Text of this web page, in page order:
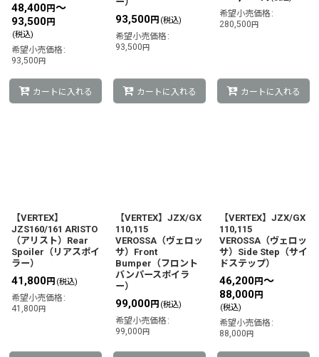
48,400円～
93,500円
(税込)
希望小売価格 :
93,500円
カートに入れる
93,500円 (税込)
希望小売価格 :
93,500円
カートに入れる
希望小売価格 :
280,500円
カートに入れる
【VERTEX】
JZS160/161 ARISTO
（アリスト）Rear
Spoiler（リアスポイ
ラー）
41,800円 (税込)
希望小売価格 :
41,800円
【VERTEX】JZX/GX
110,115
VEROSSA（ヴェロッ
サ）Front
Bumper（フロント
バンパースポイラ
ー）
99,000円 (税込)
希望小売価格 :
99,000円
【VERTEX】JZX/GX
110,115
VEROSSA（ヴェロッ
サ）Side Step（サイ
ドステップ）
46,200円～
88,000円
(税込)
希望小売価格 :
88,000円